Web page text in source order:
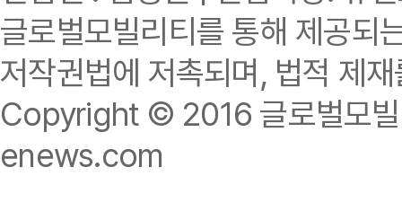
글로벌모빌리티를 통해 제공되
저작권법에 저촉되며, 법적 제
Copyright © 2016 글로벌모
enews.com